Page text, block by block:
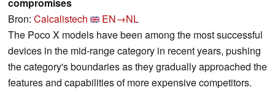
Bron: Calcalistech
EN→NL
The Poco X models have been among the most successful
devices in the mid-range category in recent years, pushing
the category's boundaries as they gradually approached the
features and capabilities of more expensive competitors.